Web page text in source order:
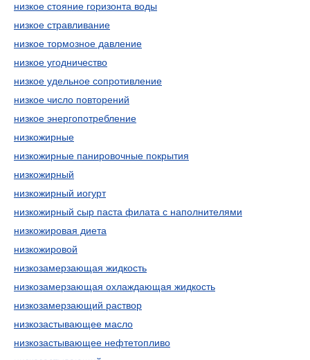
низкое стояние горизонта воды
низкое стравливание
низкое тормозное давление
низкое угодничество
низкое удельное сопротивление
низкое число повторений
низкое энергопотребление
низкожирные
низкожирные панировочные покрытия
низкожирный
низкожирный иогурт
низкожирный сыр паста филата с наполнителями
низкожировая диета
низкожировой
низкозамерзающая жидкость
низкозамерзающая охлаждающая жидкость
низкозамерзающий раствор
низкозастывающее масло
низкозастывающее нефтетопливо